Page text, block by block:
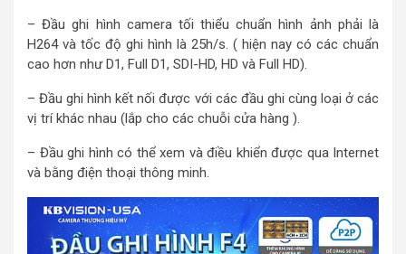
– Đầu ghi hình camera tối thiểu chuẩn hình ảnh phải là
H264 và tốc độ ghi hình là 25h/s. ( hiện nay có các chuẩn
cao hơn như D1, Full D1, SDI-HD, HD và Full HD).
– Đầu ghi hình kết nối được với các đầu ghi cùng loại ở các
vị trí khác nhau (lắp cho các chuỗi cửa hàng ).
– Đầu ghi hình có thể xem và điều khiển được qua Internet
và bằng điện thoại thông minh.